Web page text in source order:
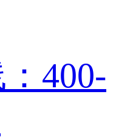
400-